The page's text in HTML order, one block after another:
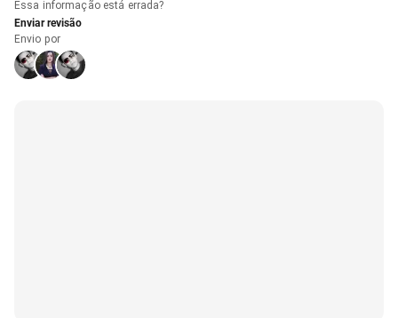
Essa informação está errada?
Enviar revisão
Envio por